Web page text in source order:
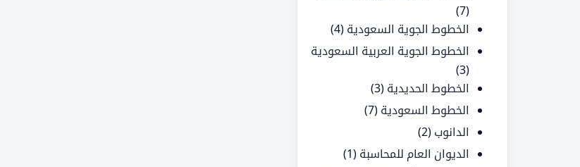
(7)
الخطوط الجوية السعودية (4)
الخطوط الجوية العربية السعودية
(3)
الخطوط الحديدية (3)
الخطوط السعودية (7)
الدانوب (2)
الديوان العام للمحاسبة (1)